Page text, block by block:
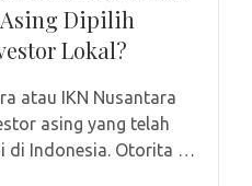
Dipilih
Lokal?
atau IKN Nusantara
asing yang telah
di Indonesia. Otorita …